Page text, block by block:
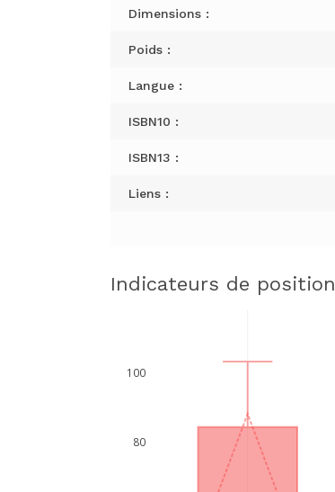
Dimensions :
Poids :
Langue :
ISBN10 :
ISBN13 :
Liens :
Indicateurs de position
80
100